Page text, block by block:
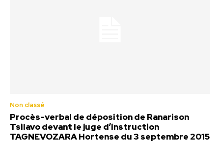
Non classé
Procès-verbal de déposition de Ranarison
Tsilavo devant le juge d’instruction
TAGNEVOZARA Hortense du 3 septembre 2015